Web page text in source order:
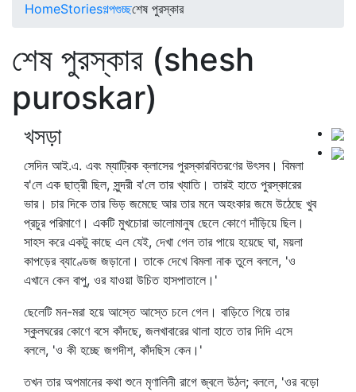
HomeStoriesগল্পগুচ্ছশেষ পুরস্কার
শেষ পুরস্কার (shesh
puroskar)
খসড়া
সেদিন আই.এ. এবং ম্যাট্রিক ক্লাসের পুরস্কারবিতরণের উৎসব। বিমলা
ব'লে এক ছাত্রী ছিল, সুন্দরী ব'লে তার খ্যাতি। তারই হাতে পুরস্কারের
ভার। চার দিকে তার ভিড় জমেছে আর তার মনে অহংকার জমে উঠেছে খুব
প্রচুর পরিমাণে। একটি মুখচোরা ভালোমানুষ ছেলে কোণে দাঁড়িয়ে ছিল।
সাহস করে একটু কাছে এল যেই, দেখা গেল তার পায়ে হয়েছে ঘা, ময়লা
কাপড়ের ব্যাণ্ডেজ জড়ানো। তাকে দেখে বিমলা নাক তুলে বললে, 'ও
এখানে কেন বাপু, ওর যাওয়া উচিত হাসপাতালে।'
ছেলেটি মন-মরা হয়ে আস্তে আস্তে চলে গেল। বাড়িতে গিয়ে তার
স্কুলঘরের কোণে বসে কাঁদছে, জলখাবারের থালা হাতে তার দিদি এসে
বললে, 'ও কী হচ্ছে জগদীশ, কাঁদছিস কেন।'
তখন তার অপমানের কথা শুনে মৃণালিনী রাগে জ্বলে উঠল; বললে, 'ওর বড়ো